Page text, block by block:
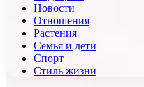
Новости
Отношения
Растения
Семья и дети
Спорт
Стиль жизни